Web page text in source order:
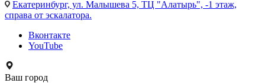
Екатеринбург, ул. Малышева 5, ТЦ "Алатырь", -1 этаж,
справа от эскалатора.
Вконтакте
YouTube
Ваш город